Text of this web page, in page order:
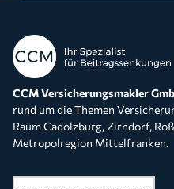
CCM Versicherungsmakler
rund um die Themen
Raum Cadolzburg, Zirndorf,
Metropolregion Mittelfranken.